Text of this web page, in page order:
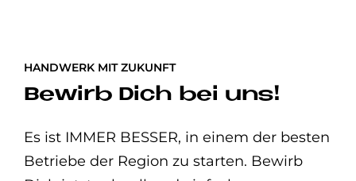
HANDWERK MIT ZUKUNFT
Be­wirb Dich bei uns!
Es ist IMMER BESSER, in einem der besten
Betriebe der Region zu starten. Bewirb